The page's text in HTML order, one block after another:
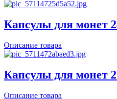
Капсулы для монет
Описание товара
Капсулы для монет
Описание товара